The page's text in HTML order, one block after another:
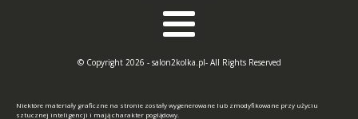
© Copyright 2026 - salon2kolka.pl- All Rights Reserved
Niektóre materiały graficzne na stronie zostały wygenerowane lub zmodyfikowane przy użyciu
sztucznej inteligencji i mają charakter poglądowy.